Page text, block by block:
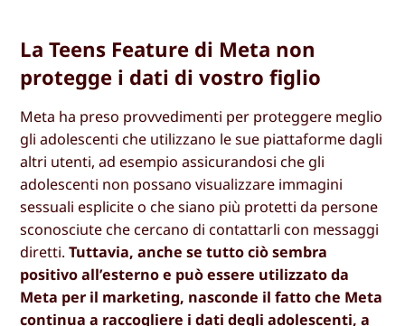
La Teens Feature di Meta non
protegge i dati di vostro figlio
Meta ha preso provvedimenti per proteggere meglio
gli adolescenti che utilizzano le sue piattaforme dagli
altri utenti, ad esempio assicurandosi che gli
adolescenti non possano visualizzare immagini
sessuali esplicite o che siano più protetti da persone
sconosciute che cercano di contattarli con messaggi
diretti.Tuttavia, anche se tutto ciò sembra
positivo all’esterno e può essere utilizzato da
Meta per il marketing, nasconde il fatto che Meta
continua a raccogliere i dati degli adolescenti, a